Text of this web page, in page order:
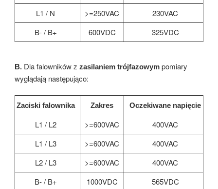
L1 / N >=250VAC
230VAC
B- / B+
600VDC 325VDC
B. Dla falowników z zasilaniem trójfazowym pomiary
wyglądają następująco:
Zaciski falownika Zakres Oczekiwane napięcie
L1 / L2 >=600VAC
400VAC
L1 / L3
>=600VAC
400VAC
L2 / L3
>=600VAC
400VAC
B- / B+
1000VDC 565VDC